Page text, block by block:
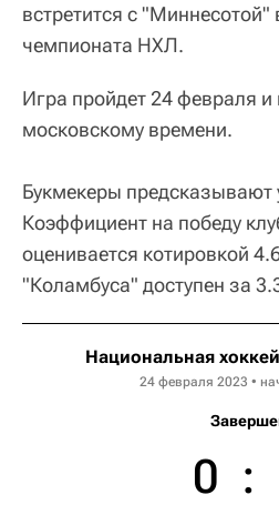
встретится с "Миннесотой"
чемпионата НХЛ.
Игра пройдет 24 февраля и
московскому времени.
Букмекеры
Коэффициент на победу
оценивается котировкой
"Коламбуса" доступен за
Национальная
24 февраля 2023 •
0 :